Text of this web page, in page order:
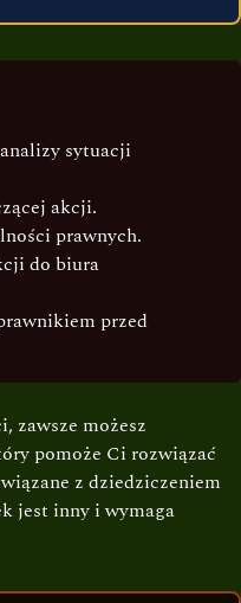
sytuacji
akcji.
prawnych.
do biura
przed
zawsze możesz
pomoże Ci rozwiązać
z dziedziczeniem
jest inny i wymaga